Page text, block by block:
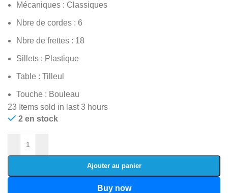
Mécaniques : Classiques
Nbre de cordes : 6
Nbre de frettes : 18
Sillets : Plastique
Table : Tilleul
Touche : Bouleau
23 Items sold in last 3 hours
2 en stock
Ajouter au panier
Buy now